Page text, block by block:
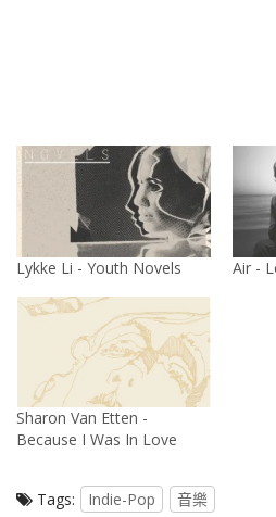
Lykke Li - Youth Novels Air -
Sharon Van Etten -
Because I Was In Love
Tags: Indie-Pop 音樂